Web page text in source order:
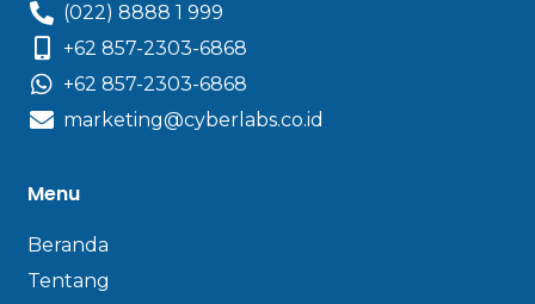
(022) 8888 1 999
+62 857-2303-6868
+62 857-2303-6868
marketing@cyberlabs.co.id
Menu
Beranda
Tentang